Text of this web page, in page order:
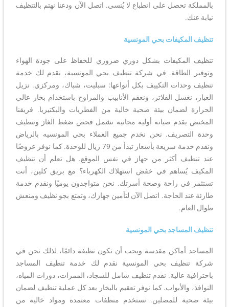
بالمملكة تحصل على انطباع لا يُنسى. اتصل الآن ودعنا نهتم بالتنظيف
نيابة عنك.
تنظيف المكيفات بحي المونسية
تنظيف المكيفات بشكل دوري ضروري للحفاظ على جودة الهواء
وتوفير الطاقة. في شركة تنظيف بحي المونسية، نقدم لك خدمة
تنظيف وحدات التكييف بكل أنواعها: سبليت، شباك، ومركزي. نزيل
الغبار، نغسل الفلاتر، ونعقم الأنابيب والمراوح باستخدام بخار عالي
الحرارة لضمان بيئة صحية خالية من الفطريات والبكتيريا. فريقنا
المختص يقدم صيانة أولية مجانية تشمل فحص ضغط الغاز وتنظيف
وحدة التصريف. نحن نخدم جميع العملاء بحي المونسيه بالرياض
ونقدم خدمة سريعة بأسعار تبدأ من 79 ريال للوحدة. كما نوفر عروضًا
عند تنظيف أكثر من جهاز في نفس الموقع. هل تعلم أن تنظيف
المكيف يُساهم في خفض استهلاك الكهرباء؟ مع بريق كلين، أنت
تستثمر في راحة وصحة أسرتك. نحن متواجدون يوميًا ونقدم خدمة
طارئة عند الحاجة. اتصل الآن لتأمين جهازك، وتمتع بجو نظيف ومنعش
طوال العام.
تنظيف المساجد بحي المونسية
المساجد أماكن مقدسة ويجب أن تكون نظيفة دائمًا، لذلك نحن في
شركة تنظيف بحي المونسية نقدم لك خدمة تنظيف المساجد
باحترافية عالية. نقدم تنظيف شامل للسجاد، الممرات، دورات المياه،
النوافذ، والأبواب. كما نوفر تعقيم بالبخار بعد كل عملية تنظيف لضمان
بيئة صحية للمصلين. نستخدم منظفات معتمدة ومواد خالية من